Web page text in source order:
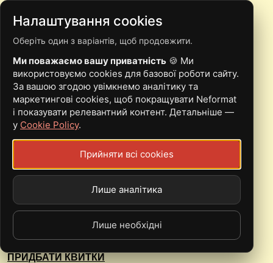
77PID’YIZD
ЧОРТОПОЛОХ, Як-небудь, Zipcult
ПРИДБАТИ КВИТКИ
29.10 | Київ | Transliteration, Delirium, 77PID’YIZD,
Morgendie
ПРИДБАТИ КВИТКИ
Налаштування cookies
Оберіть один з варіантів, щоб продовжити.
Ми поважаємо вашу приватність 🍪 Ми
використовуємо cookies для базової роботи сайту.
За вашою згодою увімкнемо аналітику та
маркетингові cookies, щоб покращувати Neformat
і показувати релевантний контент. Детальніше —
у Cookie Policy.
Прийняти всі cookies
Лише аналітика
Лише необхідні